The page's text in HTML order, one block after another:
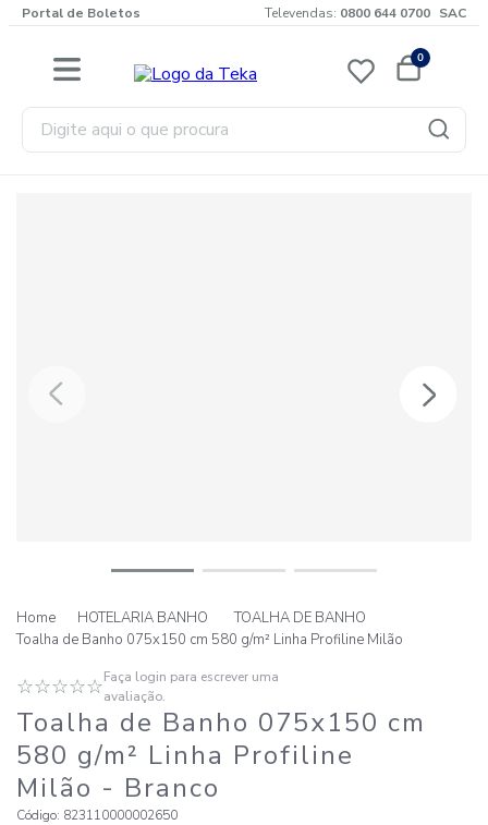
Portal de Boletos Televendas: 0800 644 0700 SAC
0
Digite aqui o que procura
HOTELARIA BANHO
TOALHA DE BANHO
Toalha de Banho 075x150 cm 580 g/m² Linha Profiline Milão
☆☆☆☆☆Faça login para escrever uma
avaliação.
Toalha de Banho 075x150 cm
580 g/m² Linha Profiline
Milão - Branco
Código: 823110000002650